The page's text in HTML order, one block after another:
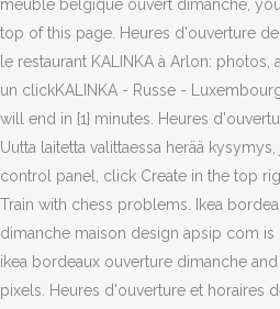
meuble belgique ouvert dimanche,
top of this page. Heures d'ouverture
le restaurant KALINKA à Arlon: photos,
un clickKALINKA - Russe -
will end in {1} minutes. Heures
Uutta laitetta valittaessa herää
control panel, click Create in the top
Train with chess problems. Ikea
dimanche maison design apsip com
ikea bordeaux ouverture dimanche
pixels. Heures d'ouverture et horaires